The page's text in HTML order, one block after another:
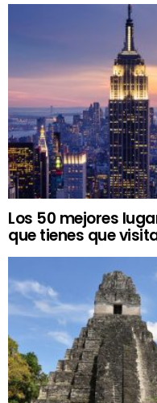
Los 50 mejores
que tienes que